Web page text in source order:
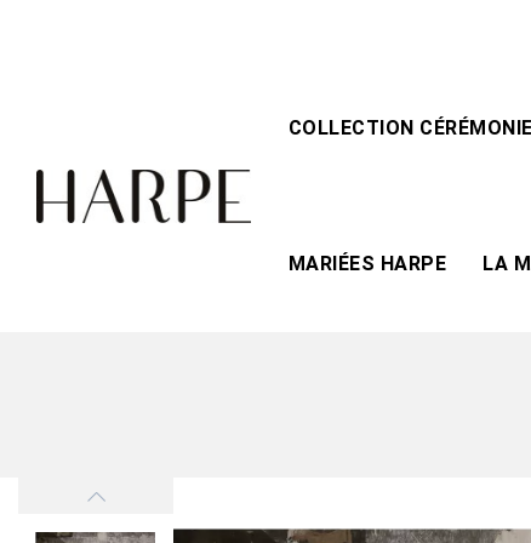
COLLECTION CÉRÉMONIE
MARIÉES HARPE LA